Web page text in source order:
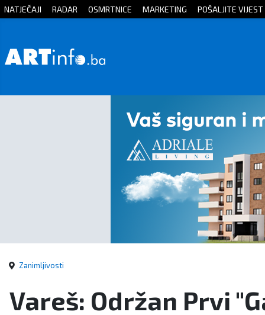
Početna
Zanimljivosti
NATJEČAJI RADAR OSMRTNICE MARKETING POŠALJITE VIJEST
Zanimljivosti
Vareš: Održan Prvi